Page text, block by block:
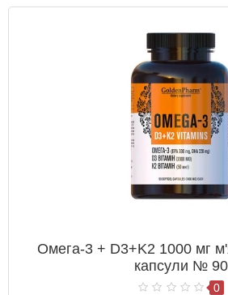
Омега-3 + D3+K2 1000 мг
капсули № 90
0